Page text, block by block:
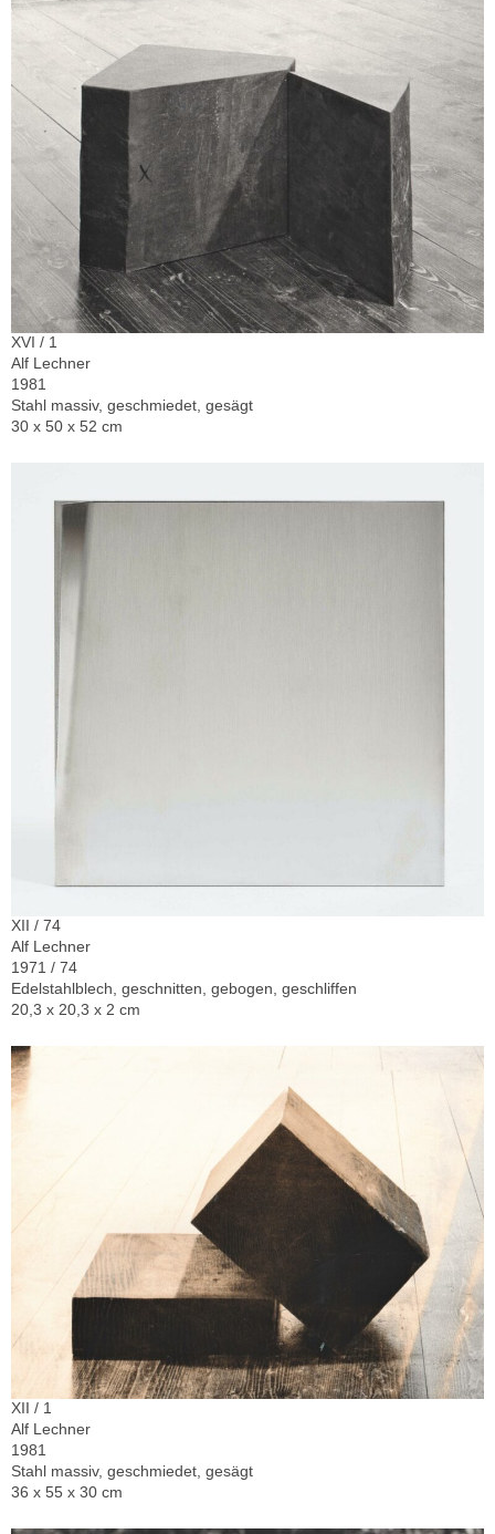
XVI / 1
Alf Lechner
1981
Stahl massiv, geschmiedet, gesägt
30 x 50 x 52 cm
XII / 74
Alf Lechner
1971 / 74
Edelstahlblech, geschnitten, gebogen, geschliffen
20,3 x 20,3 x 2 cm
XII / 1
Alf Lechner
1981
Stahl massiv, geschmiedet, gesägt
36 x 55 x 30 cm